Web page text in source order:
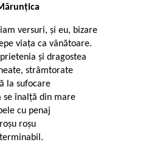
versuri, și eu, bizare
viața ca vânătoare.
și dragostea
strâmtorate
la sufocare
se înalță din mare
cu penaj
roșu roșu